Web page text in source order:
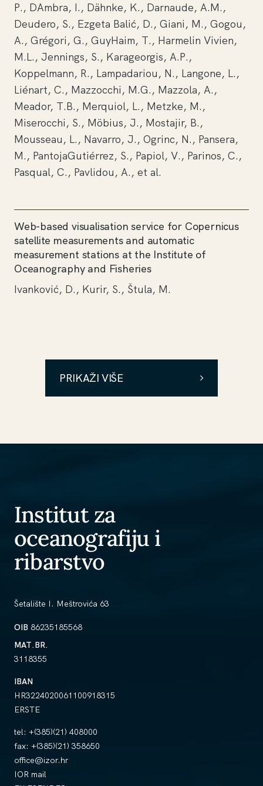
P., DAmbra, I., Dähnke, K., Darnaude, A.M.,
Deudero, S., Ezgeta Balić, D., Giani, M., Gogou,
A., Grégori, G., GuyHaim, T., Harmelin Vivien,
M.L., Jennings, S., Karageorgis, A.P.,
Koppelmann, R., Lampadariou, N., Langone, L.,
Liénart, C., Mazzocchi, M.G., Mazzola, A.,
Meador, T.B., Merquiol, L., Metzke, M.,
Miserocchi, S., Möbius, J., Mostajir, B.,
Mousseau, L., Navarro, J., Ogrinc, N., Pansera,
M., PantojaGutiérrez, S., Papiol, V., Parinos, C.,
Pasqual, C., Pavlidou, A., et al.
Web-based visualisation service for Copernicus
satellite measurements and automatic
measurement stations at the Institute of
Oceanography and Fisheries
Ivanković, D., Kurir, S., Štula, M.
PRIKAŽI VIŠE
Institut za
oceanografiju i
ribarstvo
Šetalište I. Meštrovića 63
OIB 86235185568
MAT.BR.
3118355
IBAN
HR3224020061100918315
ERSTE
tel: +(385)(21) 408000
fax: +(385)(21) 358650
office@izor.hr
IOR mail